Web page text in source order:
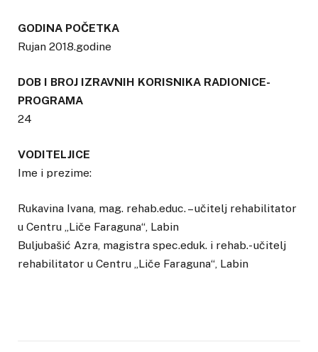
GODINA POČETKA
Rujan 2018.godine
DOB I BROJ IZRAVNIH KORISNIKA RADIONICE-
PROGRAMA
24
VODITELJICE
Ime i prezime:
Rukavina Ivana, mag. rehab.educ. – učitelj rehabilitator
u Centru „Liče Faraguna“, Labin
Buljubašić Azra, magistra spec.eduk. i rehab.- učitelj
rehabilitator u Centru „Liče Faraguna“, Labin